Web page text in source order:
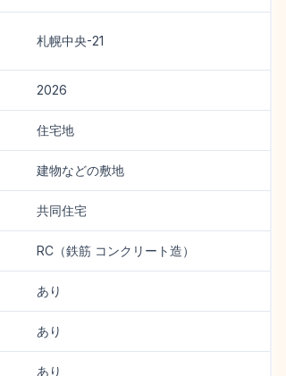
札幌中央-21
2026
住宅地
建物などの敷地
共同住宅
RC（鉄筋 コンクリート造）
あり
あり
あり